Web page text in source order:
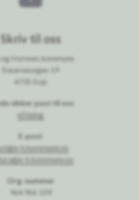
Skriv til oss
og Hornnes kommune
Kasernevegen 19
4735 Evje
sikker post til oss
eDialog
E-post
h.kommune.no
h.kommune.no
Org. nummer
964 966 109